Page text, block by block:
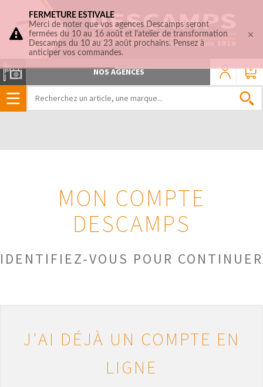
0
NOS AGENCES
MON COMPTE
DESCAMPS
IDENTIFIEZ-VOUS POUR CONTINUER
J'AI DÉJÀ UN COMPTE EN
LIGNE
FERMETURE ESTIVALE
Merci de noter que vos agences Descamps seront
fermées du 10 au 16 août et l'atelier de transformation
Descamps du 10 au 23 août prochains. Pensez à
anticiper vos commandes.